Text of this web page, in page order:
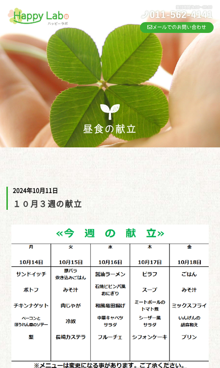
メールでのお問い合わせ
昼食の献立
2024年10月11日
１０月３週の献立